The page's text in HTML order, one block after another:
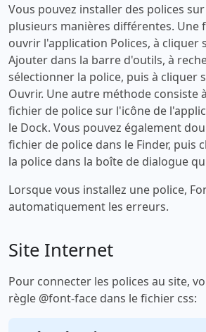
Vous pouvez installer des polices
plusieurs manières différentes. Une
ouvrir l'application Polices, à cliquer
Ajouter dans la barre d'outils, à
sélectionner la police, puis à cliquer
Ouvrir. Une autre méthode consiste
fichier de police sur l'icône de
le Dock. Vous pouvez également
fichier de police dans le Finder, puis
la police dans la boîte de dialogue
Lorsque vous installez une police,
automatiquement les erreurs.
Site Internet
Pour connecter les polices au site,
règle @font-face dans le fichier css: